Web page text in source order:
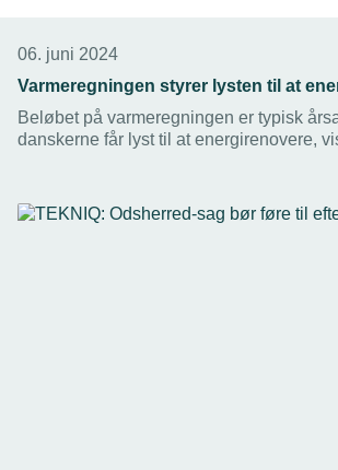
06. juni 2024
Varmeregningen styrer lysten til at
Beløbet på varmeregningen er typisk
danskerne får lyst til at energirenovere,
det nødvendigt at målrette tilskud til
det giver mest værdi, mener TEKNIQ